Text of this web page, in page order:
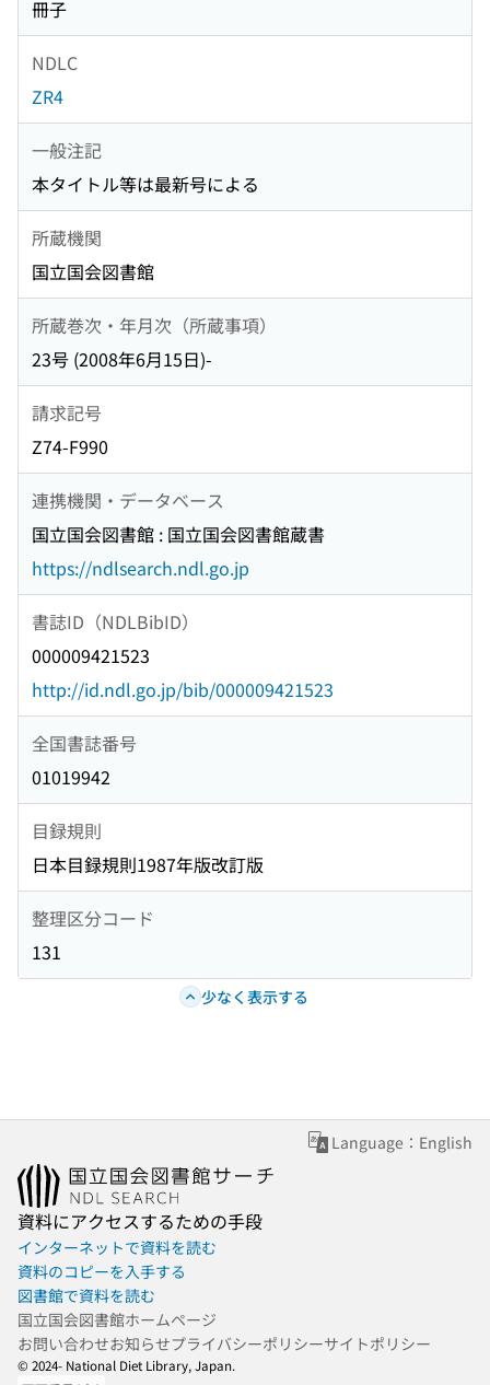
冊子
NDLC
ZR4
一般注記
本タイトル等は最新号による
所蔵機関
国立国会図書館
所蔵巻次・年月次（所蔵事項）
23号 (2008年6月15日)-
請求記号
Z74-F990
連携機関・データベース
国立国会図書館 : 国立国会図書館蔵書
https://ndlsearch.ndl.go.jp
書誌ID（NDLBibID）
000009421523
http://id.ndl.go.jp/bib/000009421523
全国書誌番号
01019942
目録規則
日本目録規則1987年版改訂版
整理区分コード
131
少なく表示する
Language：English
資料にアクセスするための手段
インターネットで資料を読む
資料のコピーを入手する
図書館で資料を読む
国立国会図書館ホームページ
お問い合わせお知らせプライバシーポリシーサイトポリシー
© 2024- National Diet Library, Japan.